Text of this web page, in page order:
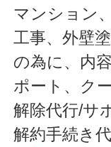
マンション
工事、外壁
の為に、内
ポート、ク
解除代行/サ
解約手続き